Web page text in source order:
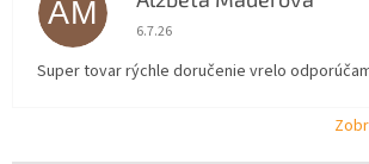
AM Hodnotenie obchodu je 5 z 5
6.7.26
Super tovar rýchle doručenie vrelo